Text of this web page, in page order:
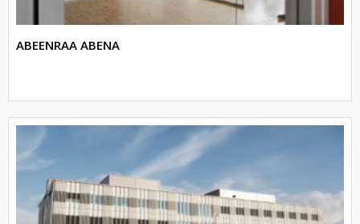
ABEENRAA ABENA